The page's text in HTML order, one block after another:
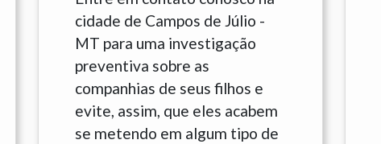
cidade de Campos de Júlio -
MT para uma investigação
preventiva sobre as
companhias de seus filhos e
evite, assim, que eles acabem
se metendo em algum tipo de